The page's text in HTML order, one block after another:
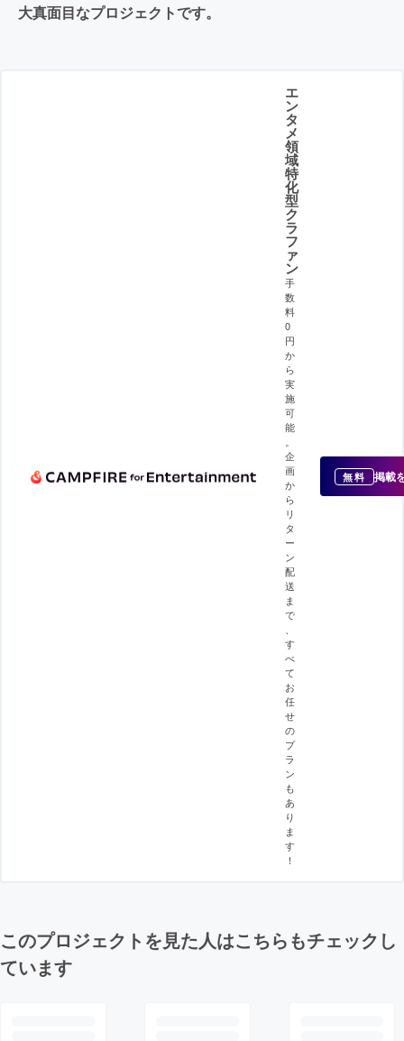
大真面目なプロジェクトです。
エ
ン
タ
メ
領
域
特
化
型
ク
ラ
フ
ァ
ン
手
数
料
0
円
か
ら
実
施
可
能
。
企
画
か
ら
リ
タ
ー
ン
配
送
ま
で
、
す
べ
て
お
任
せ
の
プ
ラ
ン
も
あ
り
ま
す
！
無料 掲載
このプロジェクトを見た人はこちらもチェックし
ています